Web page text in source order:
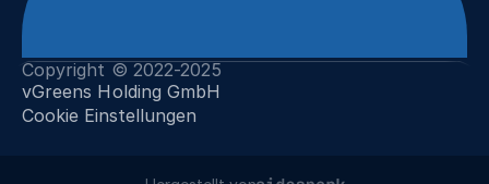
Copyright © 2022-2025
vGreens Holding GmbH
Cookie Einstellungen